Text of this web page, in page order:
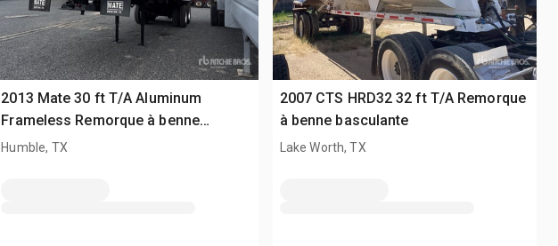
2013 Mate 30 ft T/A Aluminum
Frameless Remorque à benne
basculante
Humble, TX
2007 CTS HRD32 32 ft T/A Remorque
à benne basculante
Lake Worth, TX